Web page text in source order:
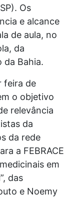
Os
e alcance
de aula, no
da
da Bahia.
feira de
o objetivo
relevância
da
da rede
a FEBRACE
em
das
e Noemy